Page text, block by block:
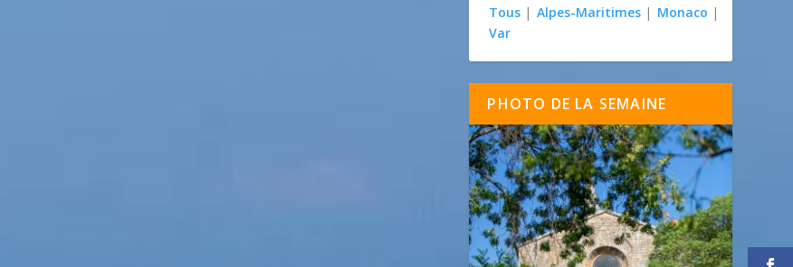
Tous | Alpes-Maritimes | Monaco |
Var
PHOTO DE LA SEMAINE